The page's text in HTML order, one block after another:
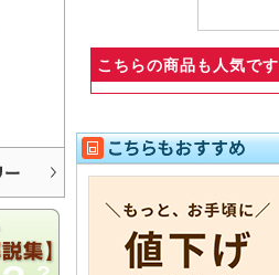
こちらの商品も人気です